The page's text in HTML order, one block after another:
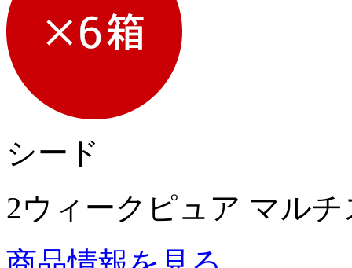
シード
2ウィークピュア マル